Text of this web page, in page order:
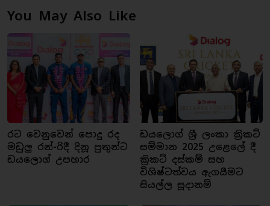
You May Also Like
රට වෙනුවෙන් පොදු රද
මඩුලු රන්-රිදී දිනූ පුතුන්ට
ඩයලොග් උපහාර
ඩයලොග් ශ්‍රී ලංකා ක්‍රිකට්
සම්මාන 2025 උළෙලේ දී
ක්‍රිකට් දස්කම් සහ
විශිෂ්ටත්වය ඇගයීමට
සියල්ල සූදානම්